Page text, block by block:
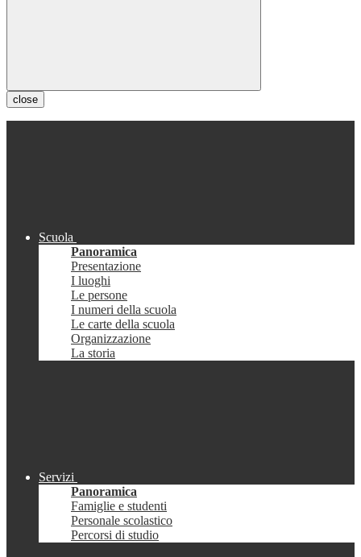
close
Scuola
Panoramica
Presentazione
I luoghi
Le persone
I numeri della scuola
Le carte della scuola
Organizzazione
La storia
Servizi
Panoramica
Famiglie e studenti
Personale scolastico
Percorsi di studio